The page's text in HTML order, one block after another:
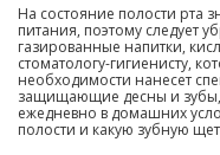
На состояние полости рта
питания, поэтому следует
газированные напитки,
стоматологу-гигиенисту,
необходимости нанесет
защищающие десны и зубы,
ежедневно в домашних
полости и какую зубную